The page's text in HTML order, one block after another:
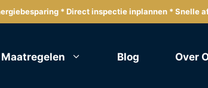
* Direct inspectie inplannen * Snelle
Maatregelen Blog Over